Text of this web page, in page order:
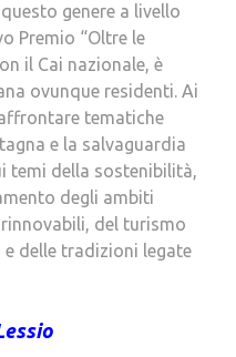
genere a livello
Premio “Oltre le
il Cai nazionale, è
ovunque residenti. Ai
tematiche
e la salvaguardia
temi della sostenibilità,
degli ambiti
del turismo
delle tradizioni legate